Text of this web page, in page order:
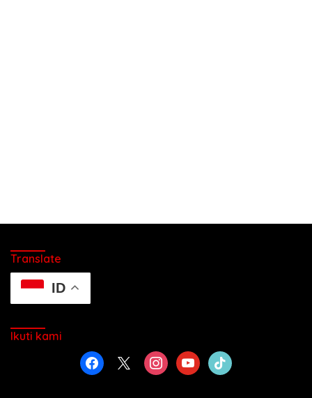
Translate
ID
Ikuti kami
facebook instagramyoutubetiktok